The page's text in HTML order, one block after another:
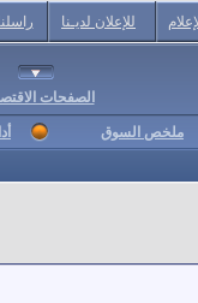
للإعلان لديـنا
الصفحات
ملخص السوق